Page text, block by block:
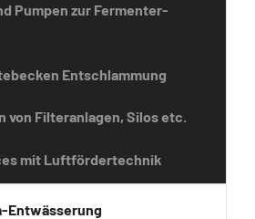
Pumpen zur Fermenter-
Entschlammung
von Filteranlagen, Silos etc.
mit Luftfördertechnik
Entwässerung